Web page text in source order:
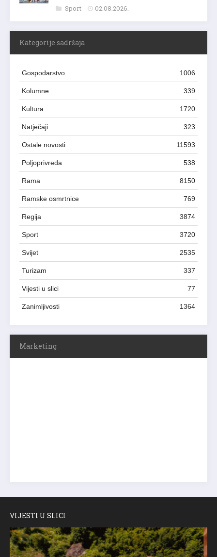
Sport 02.08.2026.
Kategorije sadržaja
Gospodarstvo 1006
Kolumne 339
Kultura 1720
Natječaji 323
Ostale novosti 11593
Poljoprivreda 538
Rama 8150
Ramske osmrtnice 769
Regija 3874
Sport 3720
Svijet 2535
Turizam 337
Vijesti u slici 77
Zanimljivosti 1364
Marketing
VIJESTI U SLICI